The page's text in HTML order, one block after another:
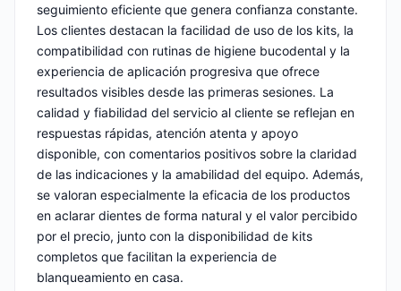
seguimiento eficiente que genera confianza constante.
Los clientes destacan la facilidad de uso de los kits, la
compatibilidad con rutinas de higiene bucodental y la
experiencia de aplicación progresiva que ofrece
resultados visibles desde las primeras sesiones. La
calidad y fiabilidad del servicio al cliente se reflejan en
respuestas rápidas, atención atenta y apoyo
disponible, con comentarios positivos sobre la claridad
de las indicaciones y la amabilidad del equipo. Además,
se valoran especialmente la eficacia de los productos
en aclarar dientes de forma natural y el valor percibido
por el precio, junto con la disponibilidad de kits
completos que facilitan la experiencia de
blanqueamiento en casa.